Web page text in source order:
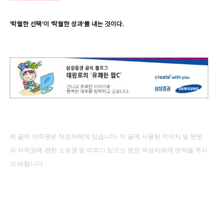
'탁월한 선택'이 '탁월한 성과'를 내는 것이다.
위 글의 저작권은 작성자에게 있습니다. 이 글에 사용된 이미지 및 본문
의 저작권에 관한 소유권 및 이의가 있으신 분은 작성자에게 연락을 주시
기 바랍니다